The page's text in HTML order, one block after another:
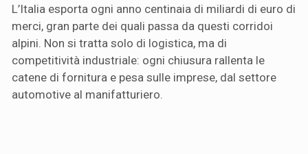
L’Italia esporta ogni anno centinaia di miliardi di euro di
merci, gran parte dei quali passa da questi corridoi
alpini. Non si tratta solo di logistica, ma di
competitività industriale: ogni chiusura rallenta le
catene di fornitura e pesa sulle imprese, dal settore
automotive al manifatturiero.